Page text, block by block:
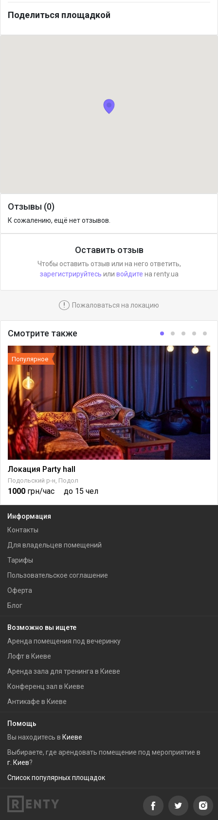
Поделиться площадкой
Отзывы (0)
К сожалению, ещё нет отзывов.
Оставить отзыв
Чтобы оставить отзыв или на него ответить,
зарегистрируйтесь или войдите на renty.ua
! Пожаловаться на локацию
Смотрите также
Популярное
Локация Party hall
Подольский р-н, Подол
1000 грн/час до 15 чел
Информация
Контакты
Для владельцев помещений
Тарифы
Пользовательское соглашение
Оферта
Блог
Возможно вы ищете
Аренда помещения под вечеринку
Лофт в Киеве
Аренда зала для тренинга в Киеве
Конференц зал в Киеве
Антикафе в Киеве
Помощь
Вы находитесь в Киеве
Выбираете, где арендовать помещение под мероприятие в
г. Киев?
Список популярных площадок